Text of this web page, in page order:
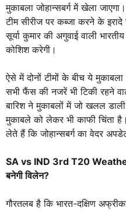
मुकाबला जोहान्सबर्ग में खेला
टीम सीरीज पर कब्जा करने के
सूर्या कुमार की अगुवाई वाली
कोशिश करेगी।
ऐसे में दोनों टीमों के बीच ये
सभी फैंस की नजरें भी टिकी रहने
बारिश ने मुकाबलों में जो खलल
मुकाबले को लेकर भी काफी चिंता
लेते हैं कि जोहान्सबर्ग का वेदर
SA vs IND 3rd T20 Weather
बनेगी विलेन?
गौरतलब है कि भारत-दक्षिण